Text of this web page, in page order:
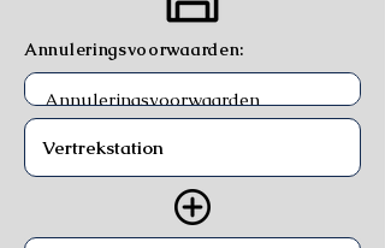
Annuleringsvoorwaarden: